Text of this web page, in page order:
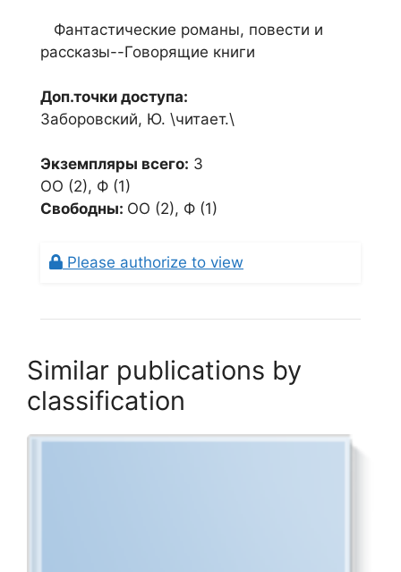
Фантастические романы, повести и
рассказы--Говорящие книги
Доп.точки доступа:
Заборовский, Ю. \читает.\
Экземпляры всего: 3
ОО (2), Ф (1)
Свободны: ОО (2), Ф (1)
Please authorize to view
Similar publications by
classification